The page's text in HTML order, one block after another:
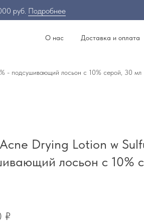
руб. Подробнее
О нас Доставка и оплата
- подсушивающий лосьон с 10% серой, 30 мл
Drying Lotion w
лосьон с 10%
₽